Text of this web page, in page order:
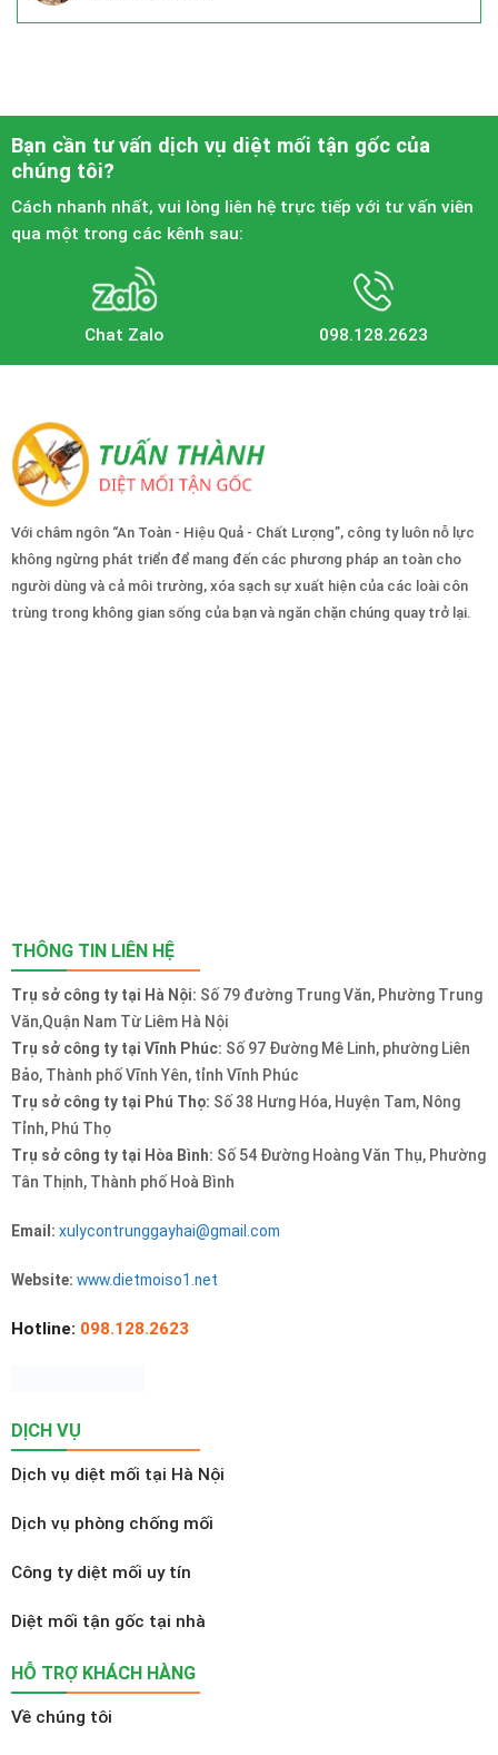
Bạn cần tư vấn dịch vụ diệt mối tận gốc của
chúng tôi?
Cách nhanh nhất, vui lòng liên hệ trực tiếp với tư vấn viên
qua một trong các kênh sau:
Chat Zalo 098.128.2623
Với châm ngôn “An Toàn - Hiệu Quả - Chất Lượng”, công ty luôn nỗ lực
không ngừng phát triển để mang đến các phương pháp an toàn cho
người dùng và cả môi trường, xóa sạch sự xuất hiện của các loài côn
trùng trong không gian sống của bạn và ngăn chặn chúng quay trở lại.
THÔNG TIN LIÊN HỆ
Trụ sở công ty tại Hà Nội: Số 79 đường Trung Văn, Phường Trung
Văn,Quận Nam Từ Liêm Hà Nội
Trụ sở công ty tại Vĩnh Phúc: Số 97 Đường Mê Linh, phường Liên
Bảo, Thành phố Vĩnh Yên, tỉnh Vĩnh Phúc
Trụ sở công ty tại Phú Thọ: Số 38 Hưng Hóa, Huyện Tam, Nông
Tỉnh, Phú Thọ
Trụ sở công ty tại Hòa Bình: Số 54 Đường Hoàng Văn Thụ, Phường
Tân Thịnh, Thành phố Hoà Bình
Email: xulycontrunggayhai@gmail.com
Website: www.dietmoiso1.net
Hotline: 098.128.2623
DỊCH VỤ
Dịch vụ diệt mối tại Hà Nội
Dịch vụ phòng chống mối
Công ty diệt mối uy tín
Diệt mối tận gốc tại nhà
HỖ TRỢ KHÁCH HÀNG
Về chúng tôi